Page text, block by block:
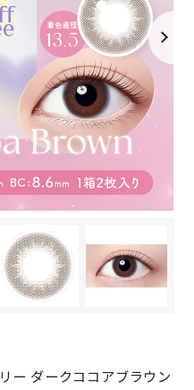
ー ダークココアブラウン